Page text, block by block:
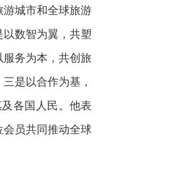
城市和全球旅游
数智为翼，共塑
务为本，共创旅
是以合作为基，
各国人民。他表
员共同推动全球